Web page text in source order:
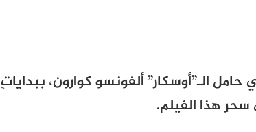
الـ”أوسكار” ألفونسو كوارون، ببداياتٍ
هذا الفيلم.